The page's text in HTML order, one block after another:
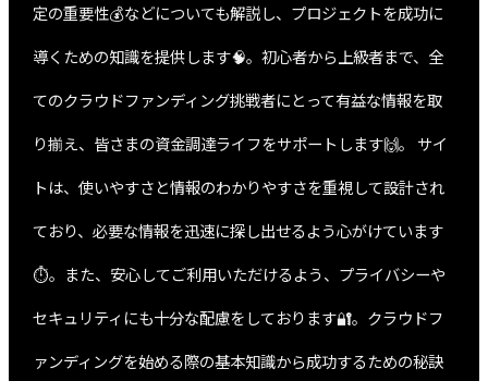
定の重要性💰などについても解説し、プロジェクトを成功に
導くための知識を提供します🧠。初心者から上級者まで、全
てのクラウドファンディング挑戦者にとって有益な情報を取
り揃え、皆さまの資金調達ライフをサポートします🙌。 サイ
トは、使いやすさと情報のわかりやすさを重視して設計され
ており、必要な情報を迅速に探し出せるよう心がけています
⏱️。また、安心してご利用いただけるよう、プライバシーや
セキュリティにも十分な配慮をしております🔐。クラウドフ
ァンディングを始める際の基本知識から成功するための秘訣